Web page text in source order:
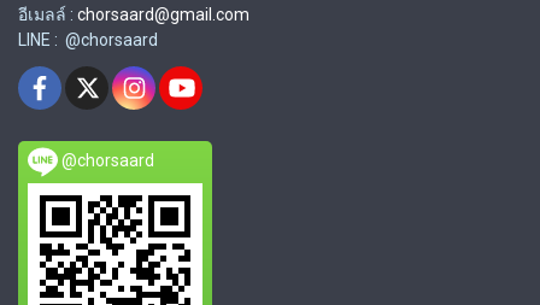
อีเมลล์ : chorsaard@gmail.com
LINE : @chorsaard
@chorsaard